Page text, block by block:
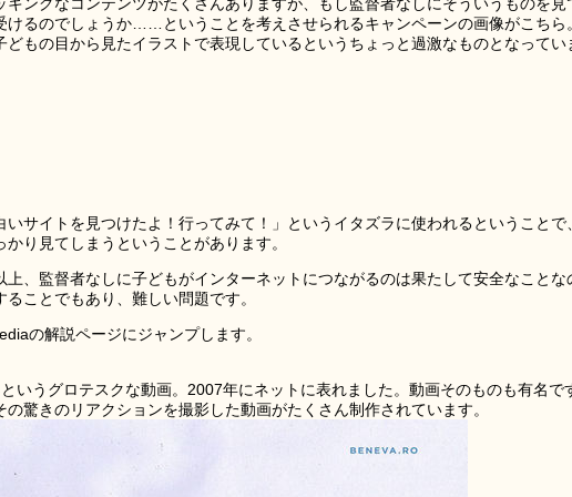
けるのでしょうか……ということを考えさせられるキャンペーンの画像がこちら
もの目から見たイラストで表現しているというちょっと過激なものとなってい
いサイトを見つけたよ！行ってみて！」というイタズラに使われるということで
り見てしまうということがあります。
上、監督者なしに子どもがインターネットにつながるのは果たして安全なことな
ことでもあり、難しい問題です。
の解説ページにジャンプします。
いうグロテスクな動画。2007年にネットに表れました。動画そのものも有名で
驚きのリアクションを撮影した動画がたくさん制作されています。